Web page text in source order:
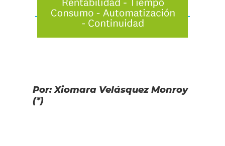
Por: Xiomara Velásquez Monroy
(*)